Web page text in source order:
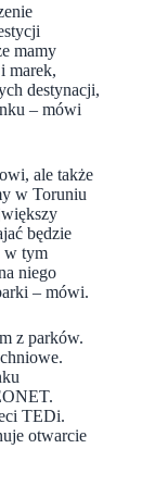
mamy
marek,
destynacji,
– mówi
ale także
w Toruniu
będzie
w tym
niego
– mówi.
z parków.
TEDi.
otwarcie